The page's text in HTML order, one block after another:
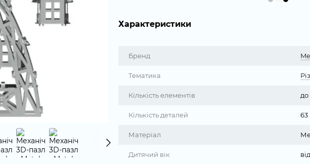
Характеристики
Бренд
Тематика
Кількість елементів до
Кількість деталей 63
Матеріал
Дитячий вік